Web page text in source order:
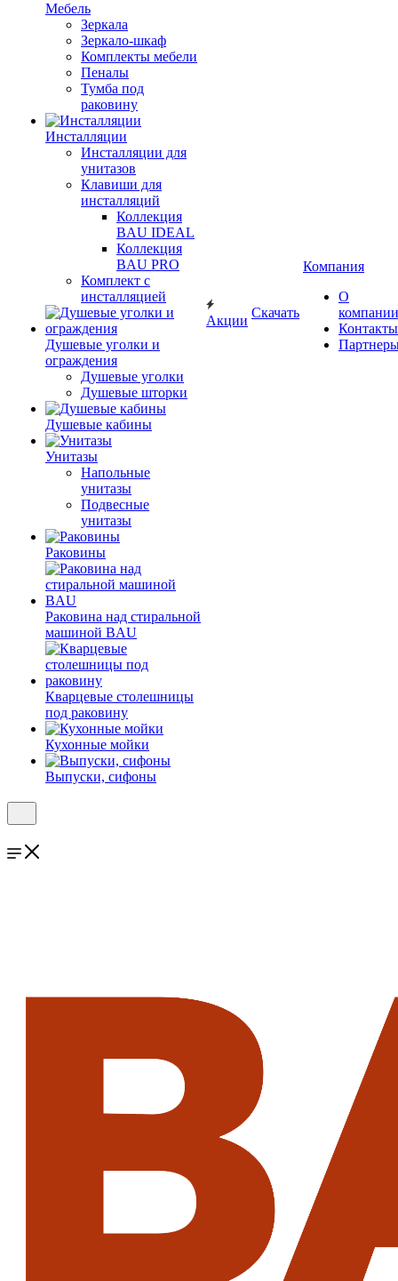
Мебель
Зеркала
Зеркало-шкаф
Комплекты мебели
Пеналы
Тумба под
раковину
Инсталляции
Инсталляции для
унитазов
Клавиши для
инсталляций
Коллекция
BAU IDEAL
Коллекция
BAU PRO
Комплект с
инсталляцией
Душевые уголки и
ограждения
Душевые уголки
Душевые шторки
Душевые кабины
Унитазы
Напольные
унитазы
Подвесные
унитазы
Раковины
Раковина над стиральной
машиной BAU
Кварцевые столешницы
под раковину
Кухонные мойки
Выпуски, сифоны
Акции
Скачать
Компания
О
компании
Контакты